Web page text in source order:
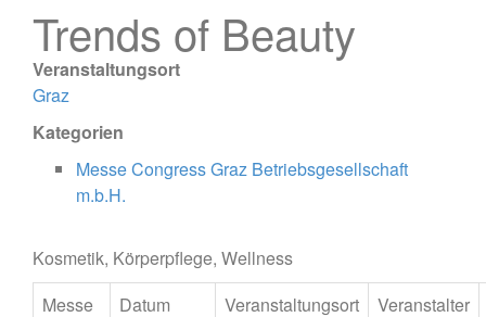
Trends of Beauty
Veranstaltungsort
Graz
Kategorien
Messe Congress Graz Betriebsgesellschaft
m.b.H.
Kosmetik, Körperpflege, Wellness
Messe
Datum Veranstaltungsort
Veranstalter